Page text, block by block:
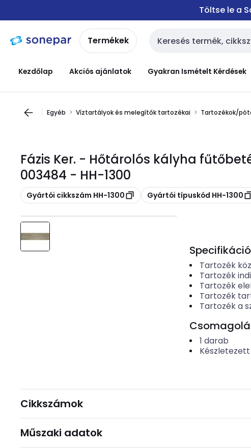
navigációhoztartalomra
Töltse le a
Termékek Keresési bemenet
Kezdőlap Akciós ajánlatok Gyakran Ismételt Kérdések
Egyéb Víztartályok és melegítők tartozékai Tartozékok/
Fázis Ker. - Hőtárolós kályha
003484 - HH-1300
Másolás
Gyártói cikkszám HH-1300 Másolás
Gyártói típuskód HH-1300
Tartozék
Tartozék
Tartozék
Tartozék
Tartozék a
1 darab
Cikkszámok
Műszaki adatok